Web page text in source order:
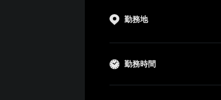
勤務地
勤務時間